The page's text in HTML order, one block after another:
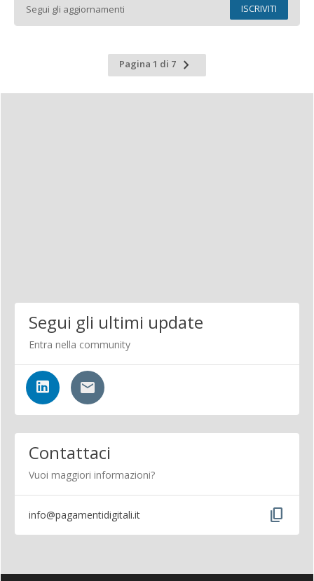
Segui gli aggiornamenti ISCRIVITI
Pagina 1 di 7
Pagina
successiva
Segui gli ultimi update
Entra nella community
Contattaci
Vuoi maggiori informazioni?
info@pagamentidigitali.it content_copy